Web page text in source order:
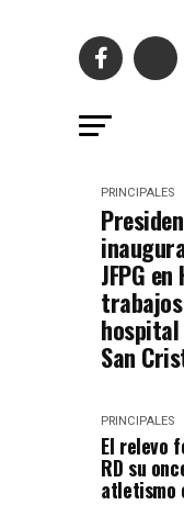
PRINCIPALES
JFPG
San
PRINCIPALES
El relevo
RD su
atletismo